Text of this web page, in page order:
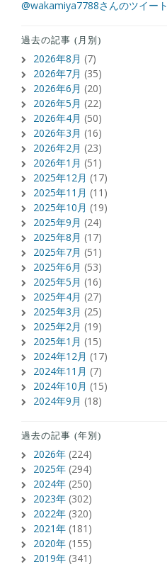
@wakamiya7788さんのツイート
過去の記事 (月別)
2026年8月 (7)
2026年7月 (35)
2026年6月 (20)
2026年5月 (22)
2026年4月 (50)
2026年3月 (16)
2026年2月 (23)
2026年1月 (51)
2025年12月 (17)
2025年11月 (11)
2025年10月 (19)
2025年9月 (24)
2025年8月 (17)
2025年7月 (51)
2025年6月 (53)
2025年5月 (16)
2025年4月 (27)
2025年3月 (25)
2025年2月 (19)
2025年1月 (15)
2024年12月 (17)
2024年11月 (7)
2024年10月 (15)
2024年9月 (18)
過去の記事 (年別)
2026年 (224)
2025年 (294)
2024年 (250)
2023年 (302)
2022年 (320)
2021年 (181)
2020年 (155)
2019年 (341)